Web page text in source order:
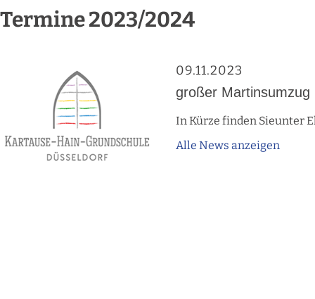
Termine 2023/2024
09.11.2023
großer Martinsumzug
In Kürze finden Sieunter
Alle News anzeigen